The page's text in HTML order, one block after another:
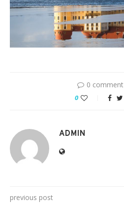
0 comment
0
ADMIN
previous post